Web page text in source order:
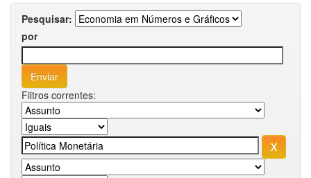
Pesquisar:
por
Filtros correntes: